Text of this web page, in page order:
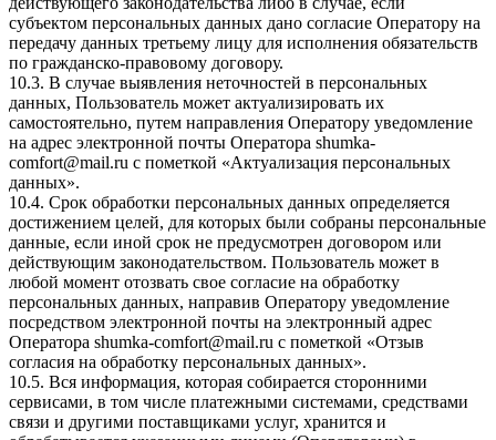
субъектом персональных данных дано согласие Оператору на
передачу данных третьему лицу для исполнения обязательств
по гражданско-правовому договору.
10.3. В случае выявления неточностей в персональных
данных, Пользователь может актуализировать их
самостоятельно, путем направления Оператору уведомление
на адрес электронной почты Оператора shumka-
comfort@mail.ru с пометкой «Актуализация персональных
данных».
10.4. Срок обработки персональных данных определяется
достижением целей, для которых были собраны персональные
данные, если иной срок не предусмотрен договором или
действующим законодательством. Пользователь может в
любой момент отозвать свое согласие на обработку
персональных данных, направив Оператору уведомление
посредством электронной почты на электронный адрес
Оператора shumka-comfort@mail.ru с пометкой «Отзыв
согласия на обработку персональных данных».
10.5. Вся информация, которая собирается сторонними
сервисами, в том числе платежными системами, средствами
связи и другими поставщиками услуг, хранится и